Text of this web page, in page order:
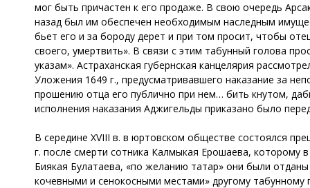
мог быть причастен к его продаже. В свою очередь
назад был им обеспечен необходимым наследным
бьет его и за бороду дерет и при том просит, чтобы
своего, умертвить». В связи с этим табунный голова
указам». Астраханская губернская канцелярия
Уложения 1649 г., предусматривавшего наказание за
прошению отца его публично при нем… бить кнутом,
исполнения наказания Аджигельды приказано было
В середине XVIII в. в юртовском обществе состоялся
г. после смерти сотника Калмыкая Ерошаева, которому
Биякая Булатаева, «по желанию татар» они были
кочевными и сенокосными местами» другому